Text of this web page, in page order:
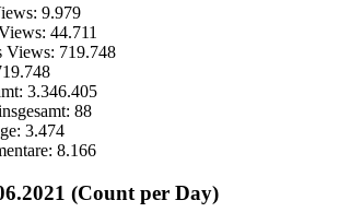
9.979
44.711
Views: 719.748
3.346.405
88
3.474
8.166
(Count per Day)